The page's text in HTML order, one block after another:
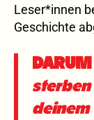
Leser*innen
Geschichte
deinem